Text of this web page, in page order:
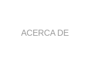
ACERCA DE